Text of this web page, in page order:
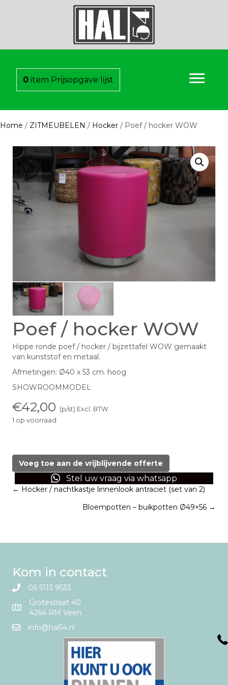
0 item Prijsopgave lijst
Home / ZITMEUBELEN / Hocker / Poef / hocker WOW
Poef / hocker WOW
Hippe ronde poef / hocker / bijzettafel WOW gemaakt
van kunststof en metaal.
Afmetingen: Ø40 x 53 cm. hoog
SHOWROOMMODEL
€42,00 (p/st) Excl. BTW
1 op voorraad
hocker
WOW
Voeg toe aan de vrijblijvende offerte
Stel uw vraag via whatsapp
Posts
navigation
← Hocker / nachtkastje linnenlook antraciet (set van 2)
Bloempotten – buikpotten Ø49×56 →
Kom in contact
06 5113 9533
Grotestraat 40
4264 RM Veen
info@hal54.nl